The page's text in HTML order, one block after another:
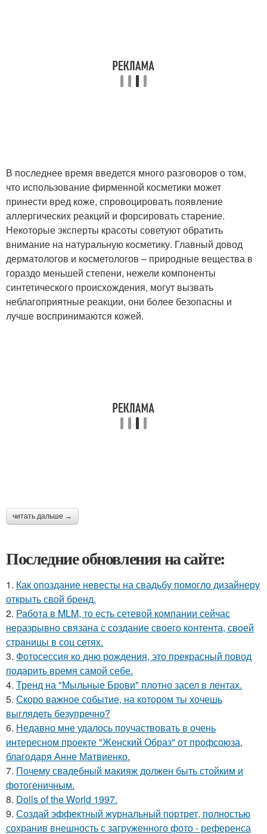
В последнее время введется много разговоров о том,
что использование фирменной косметики может
принести вред коже, спровоцировать появление
аллергических реакций и форсировать старение.
Некоторые эксперты красоты советуют обратить
внимание на натуральную косметику. Главный довод
дерматологов и косметологов – природные вещества в
гораздо меньшей степени, нежели компоненты
синтетического происхождения, могут вызвать
неблагоприятные реакции, они более безопасны и
лучше воспринимаются кожей.
читать дальше →
Последние обновления на сайте:
1. Как опоздание невесты на свадьбу помогло дизайнеру
открыть свой бренд.
2. Работа в MLM, то есть сетевой компании сейчас
неразрывно связана с создание своего контента, своей
страницы в соц сетях.
3. Фотосессия ко дню рождения, это прекрасный повод
подарить время самой себе.
4. Тренд на "Мыльные Брови" плотно засел в лентах.
5. Скоро важное событие, на котором ты хочешь
выглядеть безупречно?
6. Недавно мне удалось поучаствовать в очень
интересном проекте "Женский Образ" от профсоюза,
благодаря Анне Матвиенко.
7. Почему свадебный макияж должен быть стойким и
фотогеничным.
8. Dolls of the World 1997.
9. Создай эффектный журнальный портрет, полностью
сохранив внешность с загруженного фото - референса